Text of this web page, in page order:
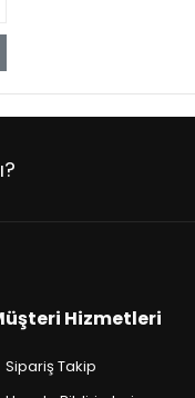
Hizmetleri
Sipariş Takip